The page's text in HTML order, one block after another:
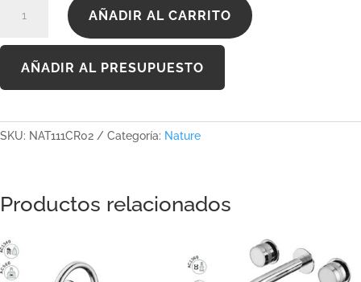
cantidad
AÑADIR AL CARRITO
AÑADIR AL PRESUPUESTO
SKU: NAT111CR02 Categoría: Nature
Productos relacionados